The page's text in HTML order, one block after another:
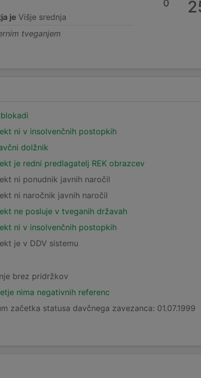
je Višje srednja
tveganjem
0
ni v insolvenčnih postopkih
dolžnik
je redni predlagatelj REK obrazcev
ni ponudnik javnih naročil
ni naročnik javnih naročil
ne posluje v tveganih državah
ni v insolvenčnih postopkih
je v DDV sistemu
brez pridržkov
nima negativnih referenc
začetka statusa davčnega zavezanca: 01.07.1999